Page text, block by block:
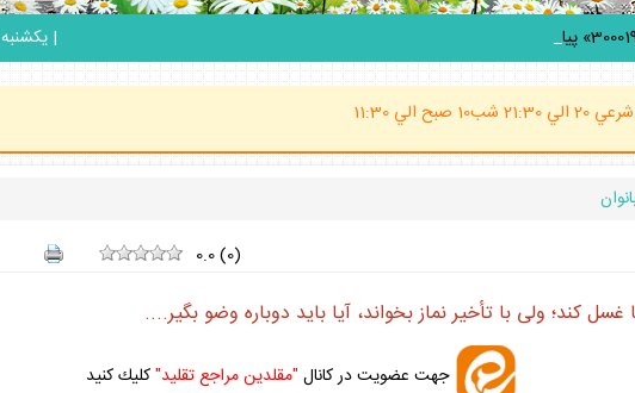
| يكشنبه 18 مرداد 1405
(ساعت پاسخگوي احكام شرعي 20 الي 21:30 شب10 صبح الي 11:30
0.0(0)
كند؛ ولى با تأخير نماز بخواند، آيا بايد دوباره وضو بگير....
جهت عضويت در كانال "مقلدين مراجع تقليد"كليك كنيد